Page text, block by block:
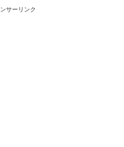
サーリンク